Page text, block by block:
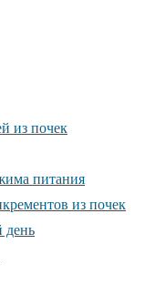
из почек
питания
из почек
день